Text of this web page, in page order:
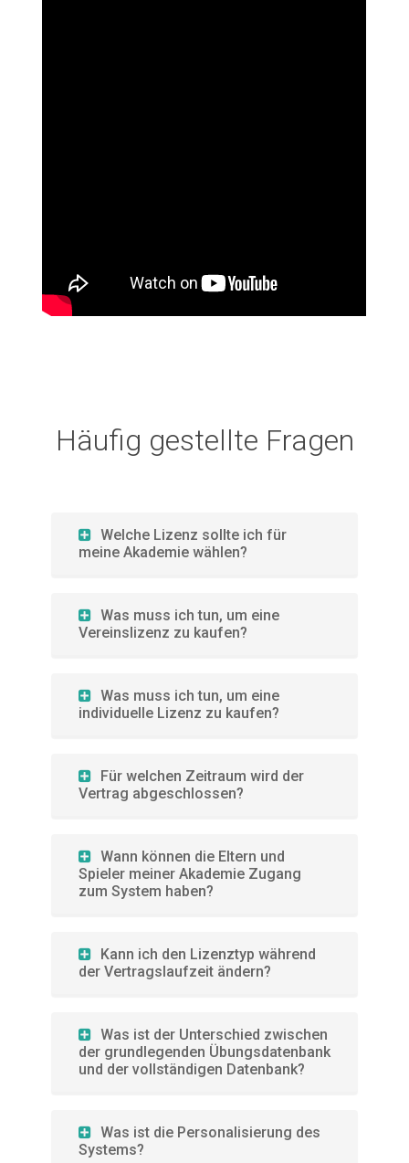
Häufig gestellte Fragen
Welche Lizenz sollte ich für
meine Akademie wählen?
Was muss ich tun, um eine
Vereinslizenz zu kaufen?
Was muss ich tun, um eine
individuelle Lizenz zu kaufen?
Für welchen Zeitraum wird der
Vertrag abgeschlossen?
Wann können die Eltern und
Spieler meiner Akademie Zugang
zum System haben?
Kann ich den Lizenztyp während
der Vertragslaufzeit ändern?
Was ist der Unterschied zwischen
der grundlegenden Übungsdatenbank
und der vollständigen Datenbank?
Was ist die Personalisierung des
Systems?